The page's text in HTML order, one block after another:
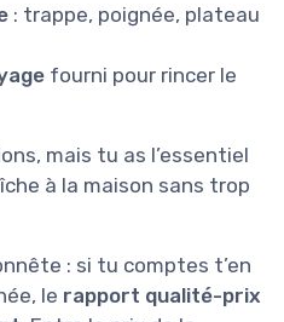
: trappe, poignée, plateau
fourni pour rincer le
mais tu as l’essentiel
à la maison sans trop
: si tu comptes t’en
le rapport qualité-prix